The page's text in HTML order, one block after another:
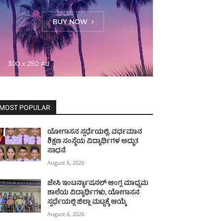
POPULAR
ಯೋಗಾಸನ ಸ್ಪರ್ಧೆಯಲ್ಲಿ, ವರ್ಧಮಾನ
ಶಿಕ್ಷಣ ಸಂಸ್ಥೆಯ ವಿದ್ಯಾರ್ಥಿಗಳ ಅದ್ಭುತ
ಸಾಧನೆ
August 6, 2026
ಜೇಸಿ ಇಂಟರ್ನ್ಯಾಷನಲ್ ಆಂಗ್ಲ ಮಾಧ್ಯಮ
ಶಾಲೆಯ ವಿದ್ಯಾರ್ಥಿಗಳು, ಯೋಗಾಸನ
ಸ್ಪರ್ಧೆಯಲ್ಲಿ ಜಿಲ್ಲಾ ಮಟ್ಟಕ್ಕೆ ಆಯ್ಕೆ
August 6, 2026